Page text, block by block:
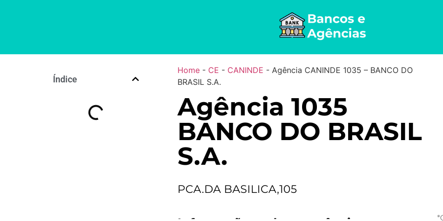
Índice
Home- CE - CANINDE - Agência CANINDE 1035 – BANCO DO
BRASIL S.A.
Agência 1035
BANCO DO BRASIL
S.A.
PCA.DA BASILICA,105